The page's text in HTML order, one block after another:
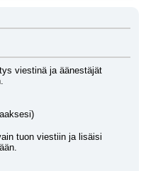
viestinä ja äänestäjät
tuon viestiin ja lisäisi